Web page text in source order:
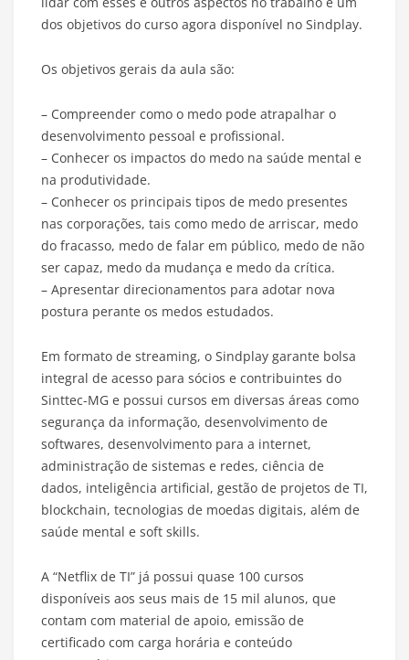
dos objetivos do curso agora disponível no Sindplay.
Os objetivos gerais da aula são:
– Compreender como o medo pode atrapalhar o
desenvolvimento pessoal e profissional.
– Conhecer os impactos do medo na saúde mental e
na produtividade.
– Conhecer os principais tipos de medo presentes
nas corporações, tais como medo de arriscar, medo
do fracasso, medo de falar em público, medo de não
ser capaz, medo da mudança e medo da crítica.
– Apresentar direcionamentos para adotar nova
postura perante os medos estudados.
Em formato de streaming, o Sindplay garante bolsa
integral de acesso para sócios e contribuintes do
Sinttec-MG e possui cursos em diversas áreas como
segurança da informação, desenvolvimento de
softwares, desenvolvimento para a internet,
administração de sistemas e redes, ciência de
dados, inteligência artificial, gestão de projetos de TI,
blockchain, tecnologias de moedas digitais, além de
saúde mental e soft skills.
A “Netflix de TI” já possui quase 100 cursos
disponíveis aos seus mais de 15 mil alunos, que
contam com material de apoio, emissão de
certificado com carga horária e conteúdo